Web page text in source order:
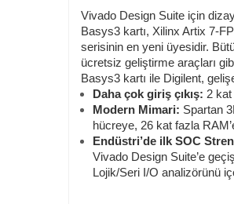
Vivado Design Suite için
Basys3 kartı, Xilinx Artix 7-
serisinin en yeni üyesidir.
ücretsiz geliştirme araçları
Basys3 kartı ile Digilent,
Daha çok giriş çıkış: 2 kat
Modern Mimari: Spartan
hücreye, 26 kat fazla
Endüstri’de ilk SOC
Vivado Design Suite’e
Lojik/Seri I/O analizörünü